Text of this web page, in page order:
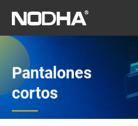
Pantalones
cortos